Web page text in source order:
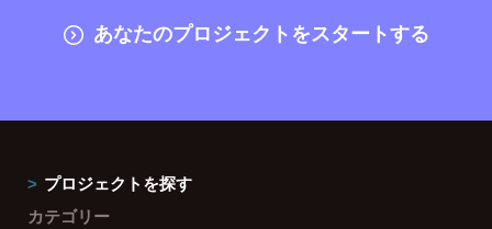
あなたのプロジェクトをスタートする
プロジェクトを探す
カテゴリー